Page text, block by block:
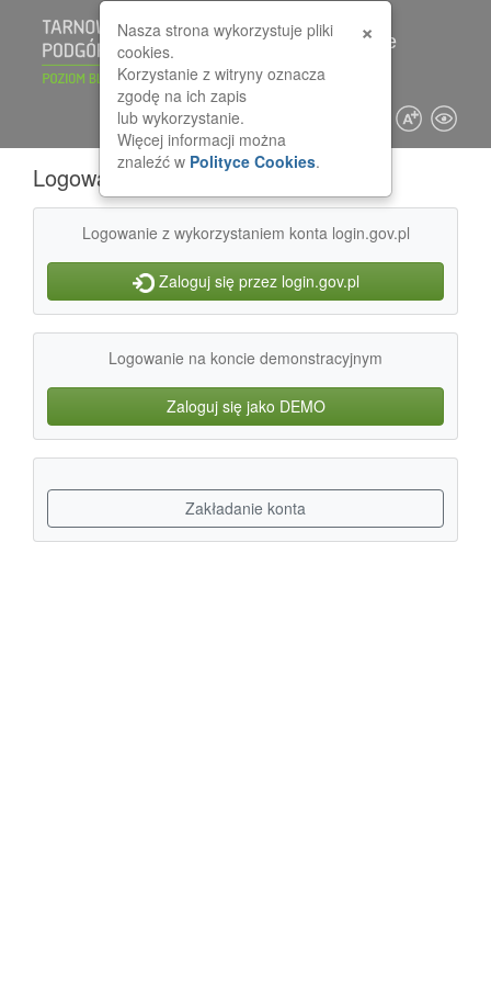
Przejdź do zawartości
Przejdź do menu ułatwień dostępu
Przejdź do mapy strony
Przejdź do deklaracji dostępności
Logowanie
Logowanie
Logowanie z wykorzystaniem konta login.gov.pl
Zaloguj się przez login.gov.pl
Logowanie na koncie demonstracyjnym
Zaloguj się jako DEMO
Zakładanie konta
×
Nasza strona wykorzystuje pliki
cookies.
Korzystanie z witryny oznacza
zgodę na ich zapis
lub wykorzystanie.
Więcej informacji można
znaleźć w Polityce Cookies.